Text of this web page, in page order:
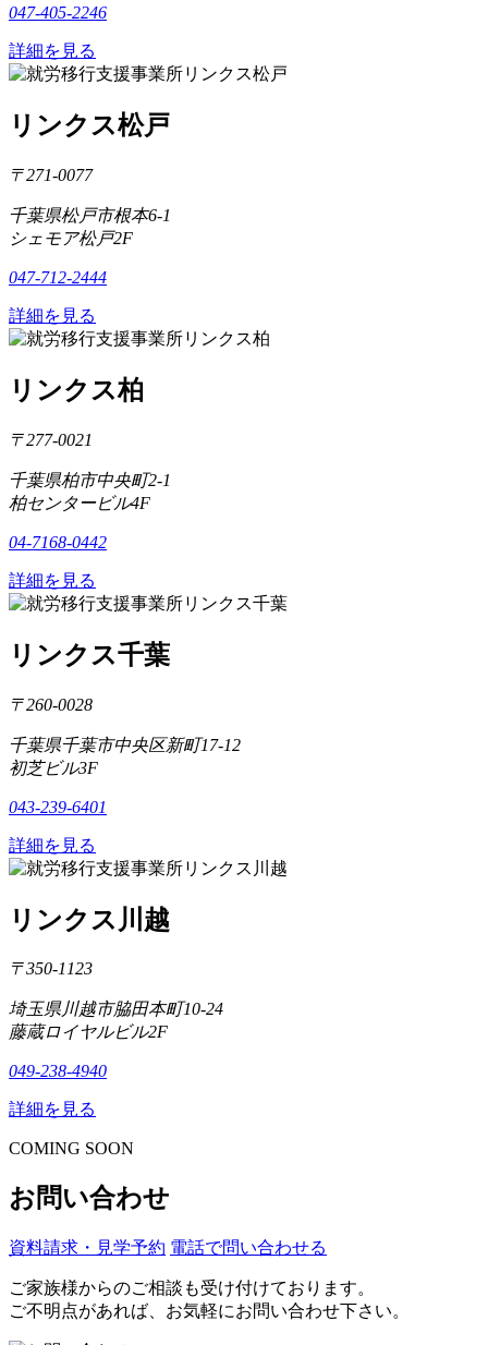
047-405-2246
詳細を見る
リンクス松戸
〒271-0077
千葉県松戸市根本6-1
シェモア松戸2F
047-712-2444
詳細を見る
リンクス柏
〒277-0021
千葉県柏市中央町2-1
柏センタービル4F
04-7168-0442
詳細を見る
リンクス千葉
〒260-0028
千葉県千葉市中央区新町17-12
初芝ビル3F
043-239-6401
詳細を見る
リンクス川越
〒350-1123
埼玉県川越市脇田本町10-24
藤蔵ロイヤルビル2F
049-238-4940
詳細を見る
COMING SOON
お問い合わせ
資料請求・見学予約 電話で問い合わせる
ご家族様からのご相談も受け付けております。
ご不明点があれば、お気軽にお問い合わせ下さい。